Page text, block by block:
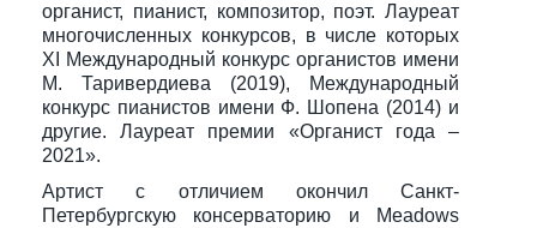
органист, пианист, композитор, поэт. Лауреат
многочисленных конкурсов, в числе которых
XI Международный конкурс органистов имени
М. Таривердиева (2019), Международный
конкурс пианистов имени Ф. Шопена (2014) и
другие. Лауреат премии «Органист года –
2021».
Артист с отличием окончил Санкт-
Петербургскую консерваторию и Meadows